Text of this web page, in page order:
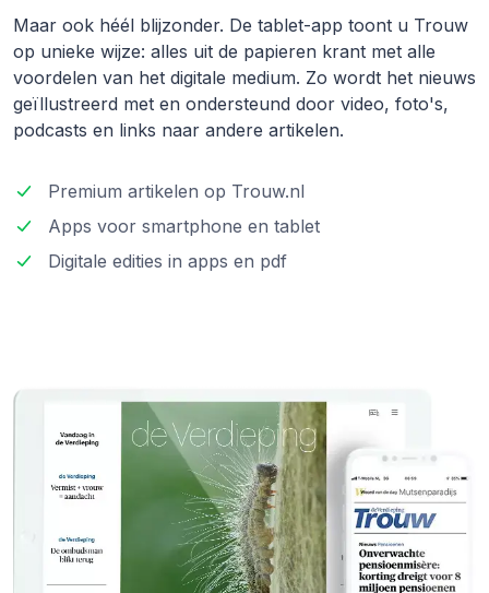
Maar ook héél blijzonder. De tablet-app toont u Trouw
op unieke wijze: alles uit de papieren krant met alle
voordelen van het digitale medium. Zo wordt het nieuws
geïllustreerd met en ondersteund door video, foto's,
podcasts en links naar andere artikelen.
Premium artikelen op Trouw.nl
Apps voor smartphone en tablet
Digitale edities in apps en pdf